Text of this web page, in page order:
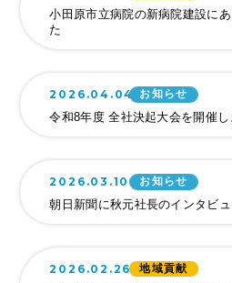
採用情
ま
案
お電話
8611
受付時
小田原市立病院の新病院建設に
た
2026.04.04 お知らせ
令和8年度 全社決起大会を開催し
2026.03.10 お知らせ
朝日新聞に秋元社長のインタビ
2026.02.26 地域貢献